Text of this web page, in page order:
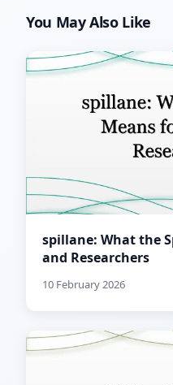
You May Also Like
spillane: What the
and Researchers
10 February 2026